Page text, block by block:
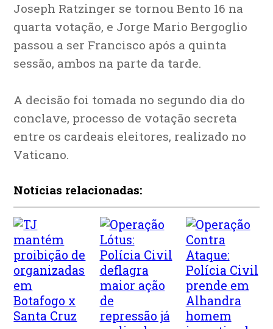
Joseph Ratzinger se tornou Bento 16 na
quarta votação, e Jorge Mario Bergoglio
passou a ser Francisco após a quinta
sessão, ambos na parte da tarde.
A decisão foi tomada no segundo dia do
conclave, processo de votação secreta
entre os cardeais eleitores, realizado no
Vaticano.
Notícias relacionadas: